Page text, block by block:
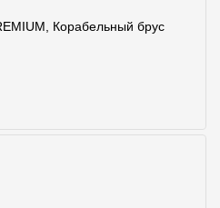
Корабельный брус